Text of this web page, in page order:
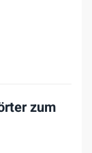
zum